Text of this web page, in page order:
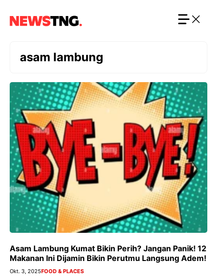
asam lambung
Asam Lambung Kumat Bikin Perih? Jangan Panik! 12
Makanan Ini Dijamin Bikin Perutmu Langsung Adem!
Okt. 3, 2025FOOD & PLACES